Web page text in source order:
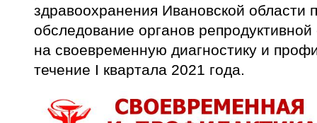
здравоохранения Ивановской области
обследование органов
на своевременную диагностику и
течение I квартала 2021 года.